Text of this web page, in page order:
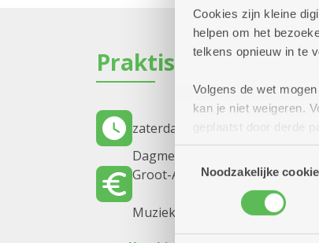
Cookies zijn kleine
helpen om het
telkens opnieuw in te
Volgens de wet
kan je niet weigeren.
geplaatst door derde
(geanonimiseerd)
combineren met
Noodzakelijke
Praktisch
zaterdag 1 augustus 2026
Dagmenu (vooraf reserveren)
Groot-Antwerpen, anderen
Muziekbingo - kaarten